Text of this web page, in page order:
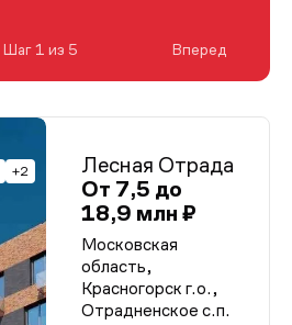
+2
Лесная Отрада
От 7,5 до
18,9 млн ₽
Московская
область,
Красногорск г.о.,
Отрадненское с.п.
Шаг 1 из 5 Вперед